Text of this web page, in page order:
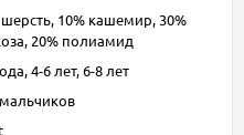
10% кашемир, 30%
20% полиамид
4-6 лет, 6-8 лет